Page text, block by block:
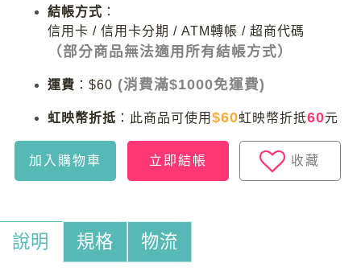
結帳方式 ：
信用卡 / 信用卡分期 / ATM轉帳 / 超商代碼
（部分商品無法適用所有結帳方式）
運費 ： $60 (消費滿$1000免運費)
虹映幣折抵 ： 此商品可使用 $60虹映幣折抵60元
加入購物車 立即結帳 收藏
說明 規格 物流